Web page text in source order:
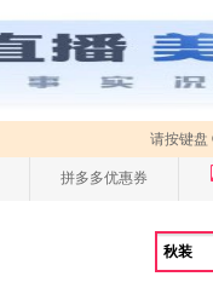
请按键盘
拼多多优惠券